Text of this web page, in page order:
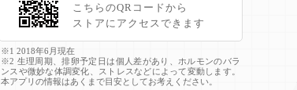
こちらのQRコードから
ストアにアクセスできます
※1 2018年6月現在
※2 生理周期、排卵予定日は個人差があり、ホルモンのバラ
ンスや微妙な体調変化、ストレスなどによって変動します。
本アプリの情報はあくまで目安としてお考えください。